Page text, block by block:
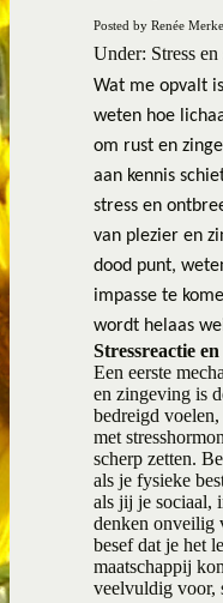
Posted by Renée
Under: Stress
Wat me opvalt
weten hoe
om rust en
aan kennis
stress en
van plezier en
dood punt,
impasse te
wordt helaas
Stressreactie
Een eerste
en zingeving is
bedreigd voelen,
met
scherp zetten.
als je fysieke
als jij je sociaal,
denken onveilig
besef dat je het
maatschappij
veelvuldig voor,